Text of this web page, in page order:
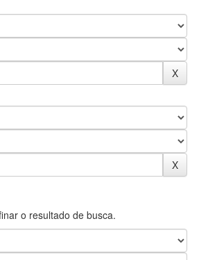
o resultado de busca.